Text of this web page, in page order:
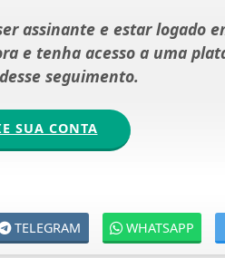
assinante e estar logado
e tenha acesso a uma
seguimento.
SUA CONTA
WHATSAPP
TELEGRAM